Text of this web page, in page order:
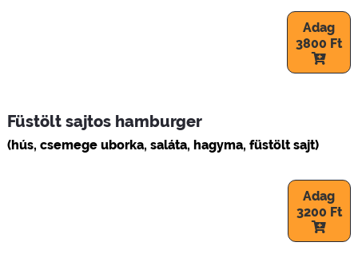
Adag
3800 Ft
Füstölt sajtos hamburger
(hús, csemege uborka, saláta, hagyma, füstölt sajt)
Adag
3200 Ft